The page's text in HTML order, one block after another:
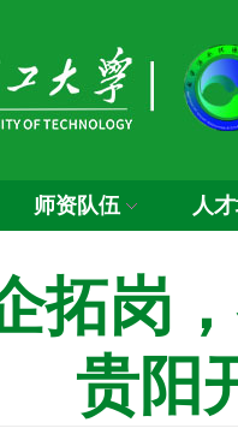
师资队伍 人
拓岗
贵阳